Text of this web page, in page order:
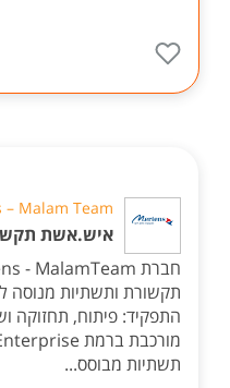
– Malam Team
איש.אשת
תקשורת ותשתיות מנוסה
התפקיד: פיתוח, תחזוקה
תשתיות מבוסס...